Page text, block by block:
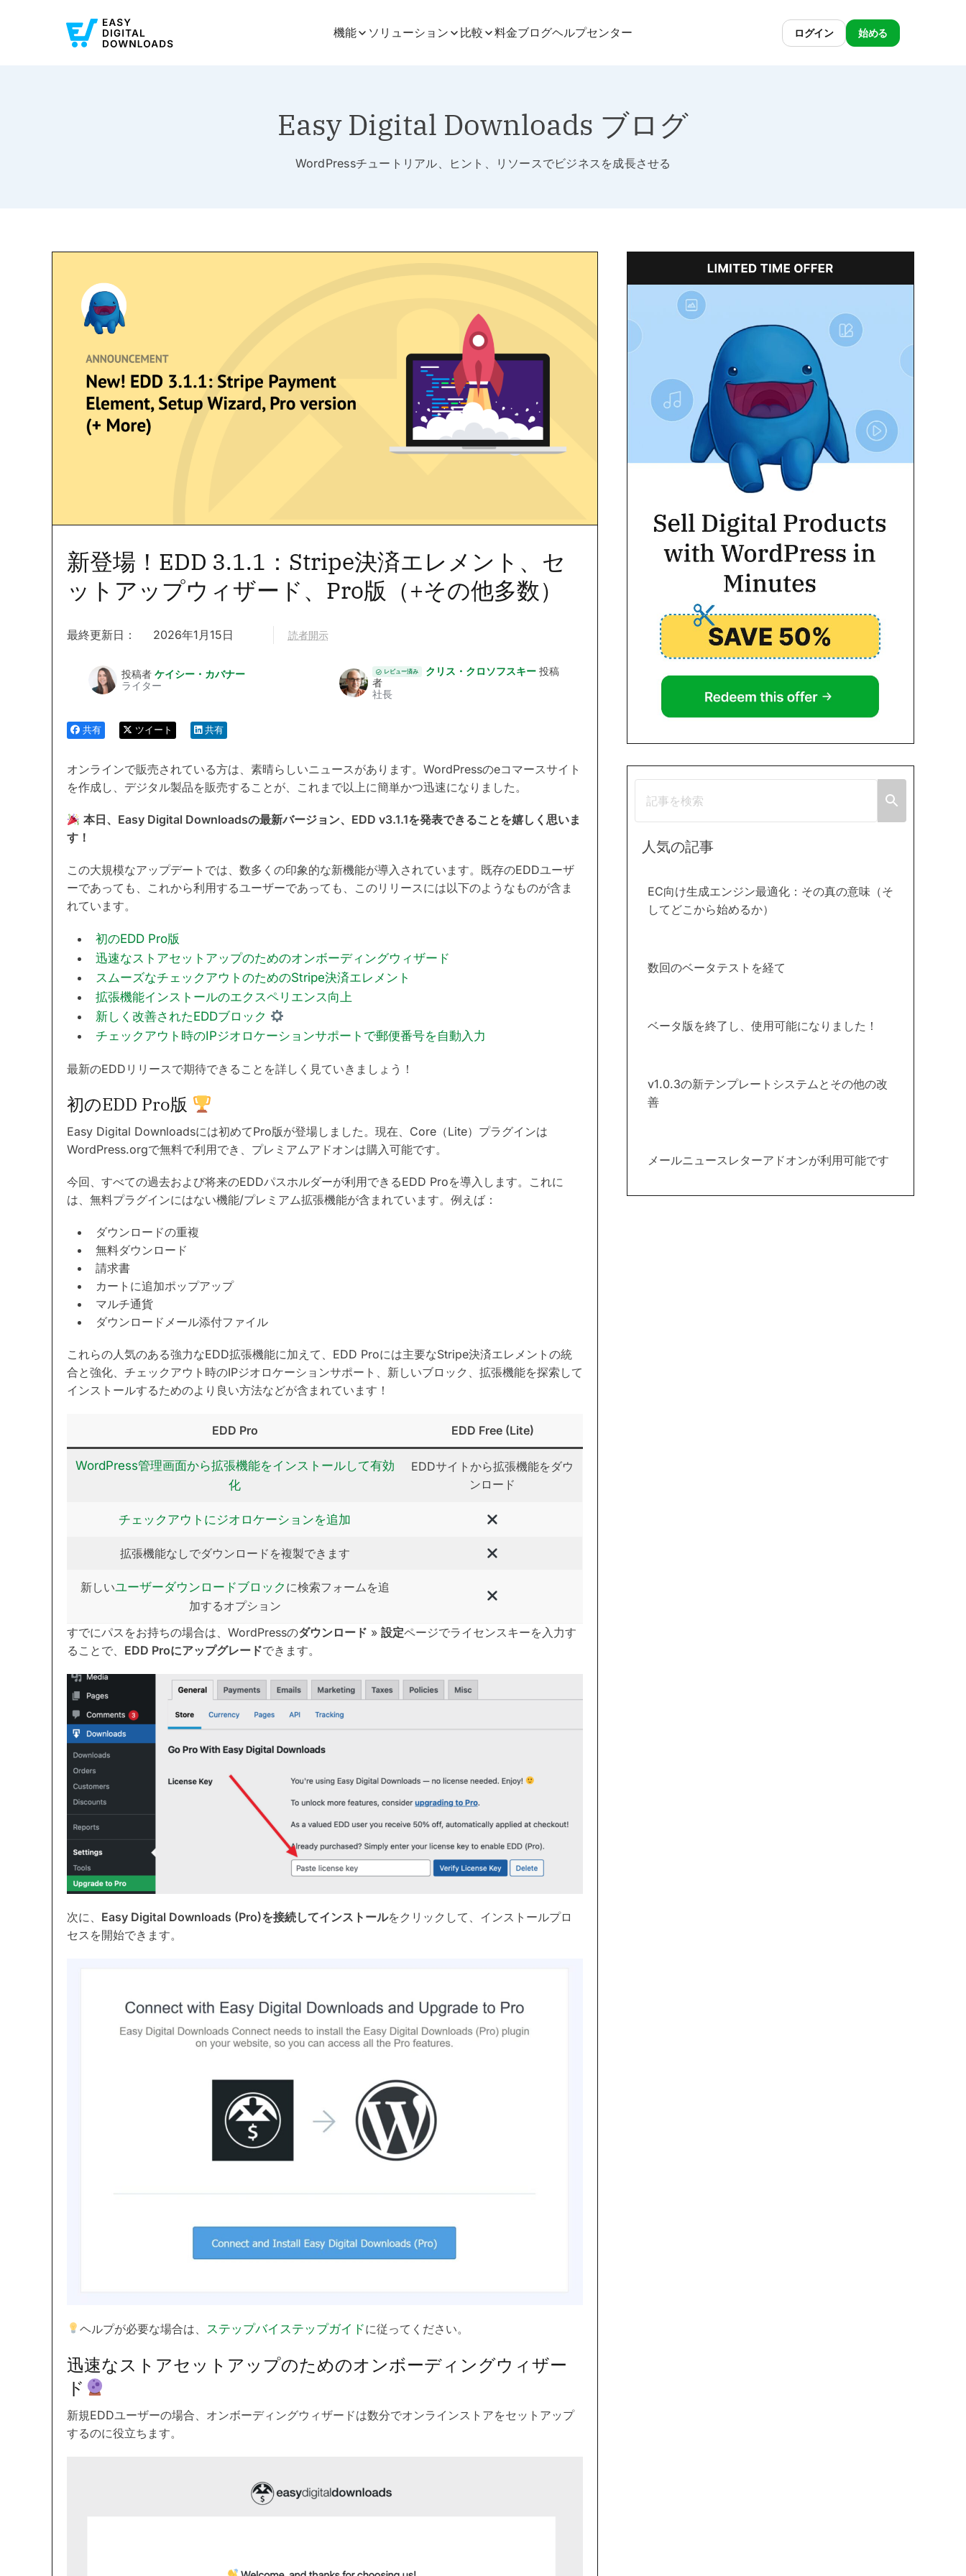
機能 ソリューション 比較 料金ブログヘルプセンター ログイン 始める
Easy Digital Downloads ブログ
WordPressチュートリアル、ヒント、リソースでビジネスを成長させる
新登場！EDD 3.1.1：Stripe決済エレメント、セ
ットアップウィザード、Pro版（+その他多数）
最終更新日： 2026年1月15日 読者開示
投稿者 ケイシー・カバナー
ライター
レビュー済み クリス・クロソフスキー 投稿
者
社長
共有 ツイート 共有
オンラインで販売されている方は、素晴らしいニュースがあります。WordPressのeコマースサイト
を作成し、デジタル製品を販売することが、これまで以上に簡単かつ迅速になりました。
本日、Easy Digital Downloadsの最新バージョン、EDD v3.1.1を発表できることを嬉しく思いま
す！
この大規模なアップデートでは、数多くの印象的な新機能が導入されています。既存のEDDユーザ
ーであっても、これから利用するユーザーであっても、このリリースには以下のようなものが含ま
れています。
初のEDD Pro版
迅速なストアセットアップのためのオンボーディングウィザード
スムーズなチェックアウトのためのStripe決済エレメント
拡張機能インストールのエクスペリエンス向上
新しく改善されたEDDブロック
チェックアウト時のIPジオロケーションサポートで郵便番号を自動入力
最新のEDDリリースで期待できることを詳しく見ていきましょう！
初のEDD Pro版
Easy Digital Downloadsには初めてPro版が登場しました。現在、Core（Lite）プラグインは
WordPress.orgで無料で利用でき、プレミアムアドオンは購入可能です。
今回、すべての過去および将来のEDDパスホルダーが利用できるEDD Proを導入します。これに
は、無料プラグインにはない機能/プレミアム拡張機能が含まれています。例えば：
ダウンロードの重複
無料ダウンロード
請求書
カートに追加ポップアップ
マルチ通貨
ダウンロードメール添付ファイル
これらの人気のある強力なEDD拡張機能に加えて、EDD Proには主要なStripe決済エレメントの統
合と強化、チェックアウト時のIPジオロケーションサポート、新しいブロック、拡張機能を探索して
インストールするためのより良い方法などが含まれています！
EDD Pro EDD Free (Lite)
WordPress管理画面から拡張機能をインストールして有効
化
EDDサイトから拡張機能をダウ
ンロード
チェックアウトにジオロケーションを追加
拡張機能なしでダウンロードを複製できます
新しいユーザーダウンロードブロック に検索フォームを追
加するオプション
すでにパスをお持ちの場合は、WordPressのダウンロード » 設定ページでライセンスキーを入力す
ることで、 EDD Proにアップグレードできます。
次に、 Easy Digital Downloads (Pro)を接続してインストールをクリックして、インストールプロ
セスを開始できます。
ヘルプが必要な場合は、 ステップバイステップガイドに従ってください。
迅速なストアセットアップのためのオンボーディングウィザー
ド
新規EDDユーザーの場合、オンボーディングウィザードは数分でオンラインストアをセットアップ
するのに役立ちます。
人気の記事
EC向け生成エンジン最適化：その真の意味（そ
してどこから始めるか）
数回のベータテストを経て
ベータ版を終了し、使用可能になりました！
v1.0.3の新テンプレートシステムとその他の改
善
メールニュースレターアドオンが利用可能です